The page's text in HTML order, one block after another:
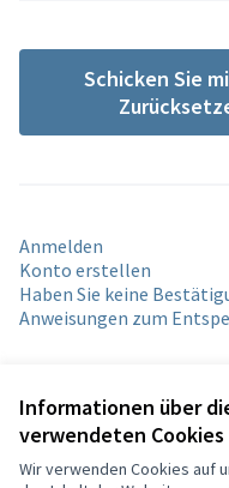
Informationen über
verwendeten Cookies
Wir verwenden Cookies auf
Schicken Sie
Anmelden
Konto erstellen
Haben Sie keine
Anweisungen zum
Nutzungsbedingungen